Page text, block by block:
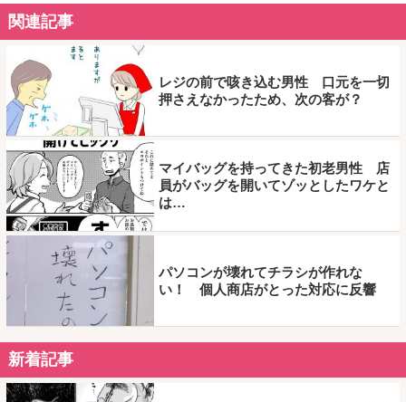
関連記事
レジの前で咳き込む男性 口元を一切
押さえなかったため、次の客が？
マイバッグを持ってきた初老男性 店
員がバッグを開いてゾッとしたワケと
は…
パソコンが壊れてチラシが作れな
い！ 個人商店がとった対応に反響
新着記事